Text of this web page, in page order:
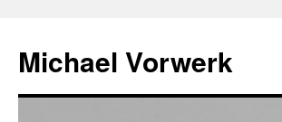
Michael Vorwerk